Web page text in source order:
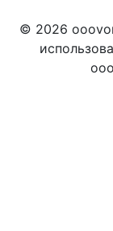
© 2026